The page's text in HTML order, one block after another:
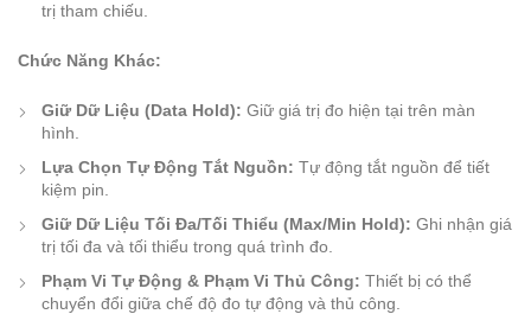
trị tham chiếu.
Chức Năng Khác:
Giữ Dữ Liệu (Data Hold): Giữ giá trị đo hiện tại trên màn
hình.
Lựa Chọn Tự Động Tắt Nguồn: Tự động tắt nguồn để tiết
kiệm pin.
Giữ Dữ Liệu Tối Đa/Tối Thiểu (Max/Min Hold): Ghi nhận giá
trị tối đa và tối thiểu trong quá trình đo.
Phạm Vi Tự Động & Phạm Vi Thủ Công: Thiết bị có thể
chuyển đổi giữa chế độ đo tự động và thủ công.